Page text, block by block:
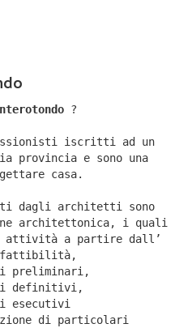
?
iscritti ad un
provincia e sono una
casa.
dagli architetti sono
architettonica, i quali
attività a partire dall’
fattibilità,
preliminari,
definitivi,
esecutivi
di particolari